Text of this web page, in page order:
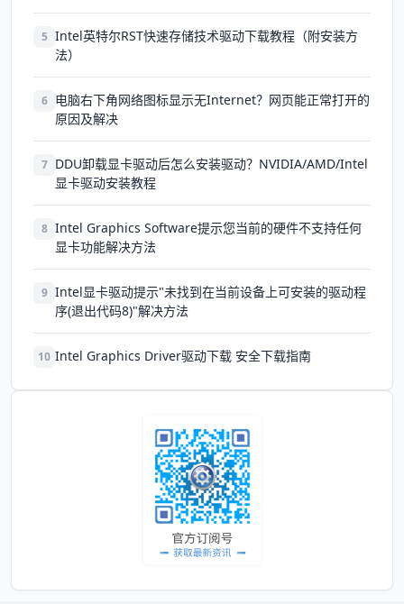
5 Intel英特尔RST快速存储技术驱动下载教程（附安装方
法）
6 电脑右下角网络图标显示无Internet？网页能正常打开的
原因及解决
7 DDU卸载显卡驱动后怎么安装驱动？NVIDIA/AMD/Intel
显卡驱动安装教程
8 Intel Graphics Software提示您当前的硬件不支持任何
显卡功能解决方法
9 Intel显卡驱动提示"未找到在当前设备上可安装的驱动程
序(退出代码8)"解决方法
10 Intel Graphics Driver驱动下载 安全下载指南